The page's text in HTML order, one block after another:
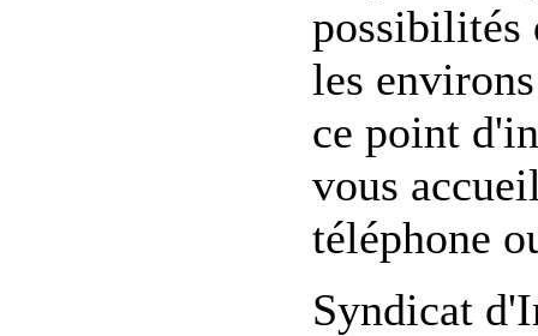
possibilités
les
ce point
vous
téléphone
Syndicat